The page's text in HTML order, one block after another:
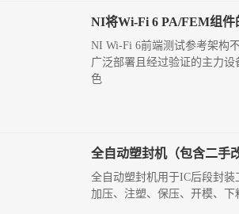
NI将Wi-Fi 6 PA/FEM组件
NI Wi-Fi 6前端测试参考架构
广泛部署且经过验证的主力
色
全自动塑封机（包含二手
全自动塑封机用于IC后段封
加压、注塑、保压、开模、